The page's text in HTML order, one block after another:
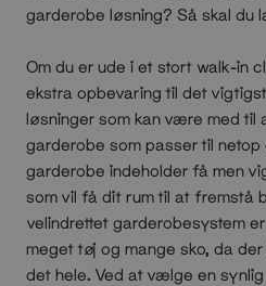
garderobe løsning? Så skal du
Om du er ude i et stort walk-in
ekstra opbevaring til det
løsninger som kan være med til
garderobe som passer til
garderobe indeholder få men
som vil få dit rum til at fremstå
velindrettet garderobesystem
meget tøj og mange sko, da
det hele. Ved at vælge en